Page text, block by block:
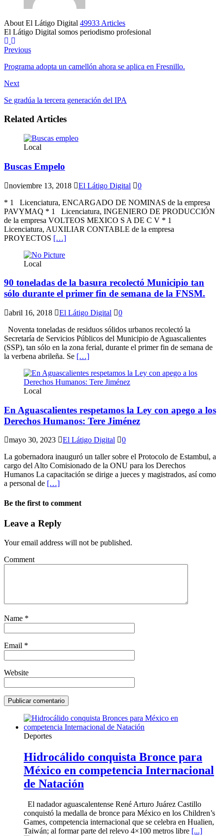
About El Látigo Digital 49933 Articles
El Látigo Digital somos periodismo profesional
Website
Previous
Programa adopta un camellón ahora se aplica en Fresnillo.
Next
Se gradúa la tercera generación del IPA
Related Articles
Local
Buscas Empelo
noviembre 13, 2018 El Látigo Digital
0
* 1 Licenciatura, ENCARGADO DE NOMINAS de la empresa
PAVYMAQ * 1 Licenciatura, INGENIERO DE PRODUCCIÓN
de la empresa VOLTEOS MEXICO S A DE C V * 1
Licenciatura, AUXILIAR CONTABLE de la empresa
PROYECTOS […]
Local
90 toneladas de la basura recolectó Municipio tan
sólo durante el primer fin de semana de la FNSM.
abril 16, 2018 El Látigo Digital
0
Noventa toneladas de residuos sólidos urbanos recolectó la
Secretaría de Servicios Públicos del Municipio de Aguascalientes
(SSP), tan sólo en la zona ferial, durante el primer fin de semana de
la verbena abrileña. Se […]
Local
En Aguascalientes respetamos la Ley con apego a los
Derechos Humanos: Tere Jiménez
mayo 30, 2023 El Látigo Digital
0
La gobernadora inauguró un taller sobre el Protocolo de Estambul, a
cargo del Alto Comisionado de la ONU para los Derechos
Humanos La capacitación se dirige a jueces y magistrados, así como
a personal de […]
Be the first to comment
Leave a Reply
Your email address will not be published.
Comment
Name *
Email *
Website
Deportes
Hidrocálido conquista Bronce para
México en competencia Internacional
de Natación
El nadador aguascalentense René Arturo Juárez Castillo
conquistó la medalla de bronce para México en los Children’s
Games, competencia internacional que se celebra en Hualien,
Taiwán; al formar parte del relevo 4×100 metros libre [...]